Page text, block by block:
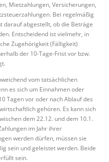
Mietzahlungen, Versicherungen,
Bei regelmäßig
darauf abgestellt, ob die Beträge
Entscheidend ist vielmehr, in
Zugehörigkeit (Fälligkeit)
der 10-Tage-Frist vor bzw.
vom tatsächlichen
es sich um Einnahmen oder
Tagen vor oder nach Ablauf des
gehören. Es kann sich
dem 22.12. und dem 10.1.
im Jahr ihrer
werden dürfen, müssen sie
sein und geleistet werden. Beide
sein.